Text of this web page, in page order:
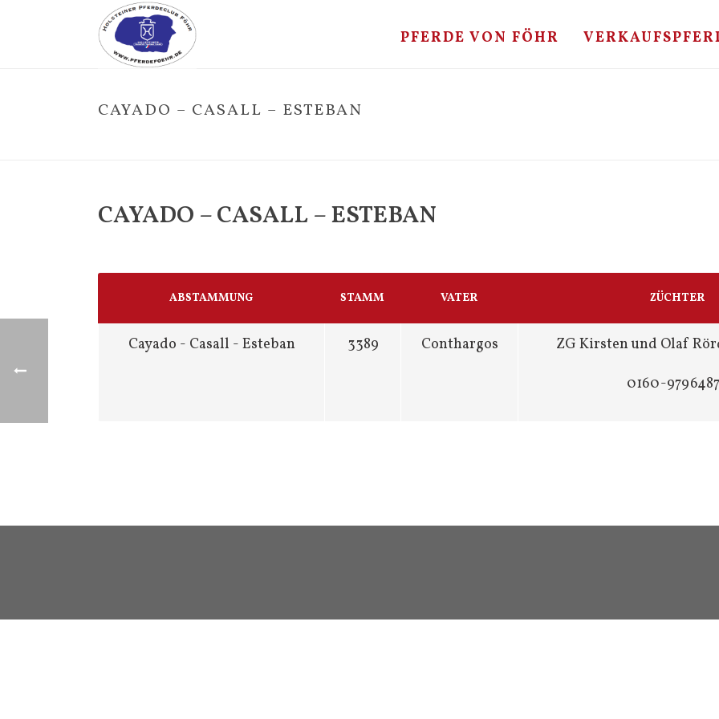
PFERDE VON FÖHR
CAYADO – CASALL – ESTEBAN
CAYADO – CASALL – ESTEBAN
ABSTAMMUNG STAMM VATER ZÜCHTER
Cayado - Casall - Esteban 3389 Conthargos
ZG Kirsten und Olaf
0160-